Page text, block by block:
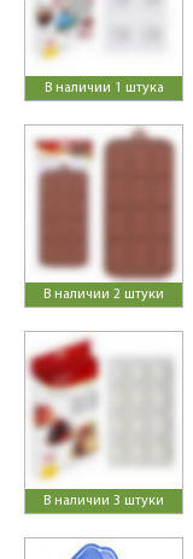
В наличии 1 штука
В наличии 2 штуки
В наличии 3 штуки